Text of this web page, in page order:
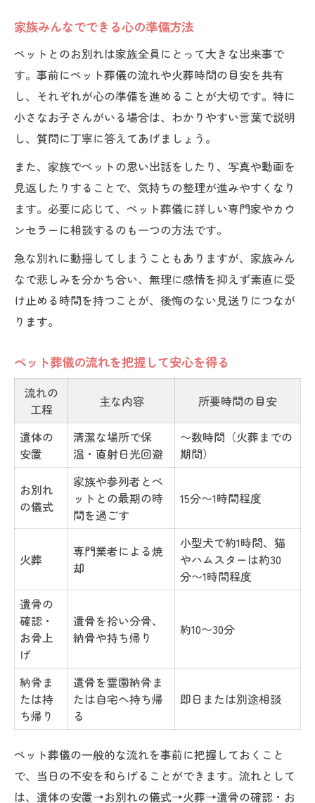
家族みんなでできる心の準備方法
ペットとのお別れは家族全員にとって大きな出来事で
す。事前にペット葬儀の流れや火葬時間の目安を共有
し、それぞれが心の準備を進めることが大切です。特に
小さなお子さんがいる場合は、わかりやすい言葉で説明
し、質問に丁寧に答えてあげましょう。
また、家族でペットの思い出話をしたり、写真や動画を
見返したりすることで、気持ちの整理が進みやすくなり
ます。必要に応じて、ペット葬儀に詳しい専門家やカウ
ンセラーに相談するのも一つの方法です。
急な別れに動揺してしまうこともありますが、家族みん
なで悲しみを分かち合い、無理に感情を抑えず素直に受
け止める時間を持つことが、後悔のない見送りにつなが
ります。
ペット葬儀の流れを把握して安心を得る
流れの
工程
主な内容 所要時間の目安
遺体の
安置
清潔な場所で保
温・直射日光回避
〜数時間（火葬までの
期間）
お別れ
の儀式
家族や参列者とペ
ットとの最期の時
間を過ごす
15分〜1時間程度
火葬
専門業者による焼
却
小型犬で約1時間、猫
やハムスターは約30
分〜1時間程度
遺骨の
確認・
お骨上
げ
遺骨を拾い分骨、
納骨や持ち帰り
約10〜30分
納骨ま
たは持
ち帰り
遺骨を霊園納骨ま
たは自宅へ持ち帰
る
即日または別途相談
ペット葬儀の一般的な流れを事前に把握しておくこと
で、当日の不安を和らげることができます。流れとして
は、遺体の安置→お別れの儀式→火葬→遺骨の確認・お